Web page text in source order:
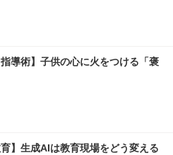
指導術】子供の心に火をつける「褒
育】生成AIは教育現場をどう変える